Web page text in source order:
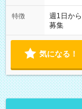
特徴
週1日か
募集
気になる！